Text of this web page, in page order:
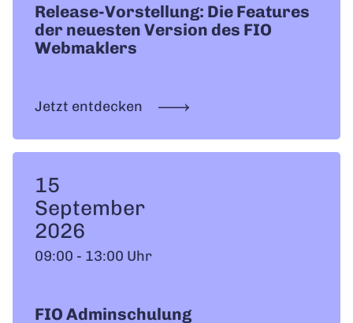
Release-Vorstellung: Die Features
der neuesten Version des FIO
Webmaklers
Jetzt entdecken
15
September
2026
09:00 - 13:00 Uhr
FIO Adminschulung